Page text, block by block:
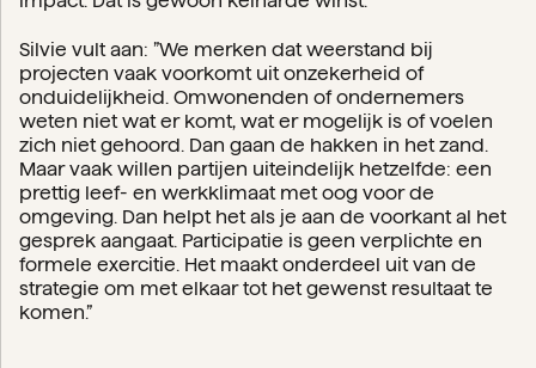
Silvie vult aan: ”We merken dat weerstand bij
projecten vaak voorkomt uit onzekerheid of
onduidelijkheid. Omwonenden of ondernemers
weten niet wat er komt, wat er mogelijk is of voelen
zich niet gehoord. Dan gaan de hakken in het zand.
Maar vaak willen partijen uiteindelijk hetzelfde: een
prettig leef- en werkklimaat met oog voor de
omgeving. Dan helpt het als je aan de voorkant al het
gesprek aangaat. Participatie is geen verplichte en
formele exercitie. Het maakt onderdeel uit van de
strategie om met elkaar tot het gewenst resultaat te
komen.”